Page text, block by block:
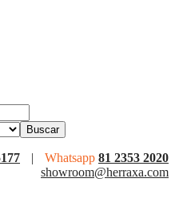
| Whatsapp 81 2353 2020
showroom@herraxa.com